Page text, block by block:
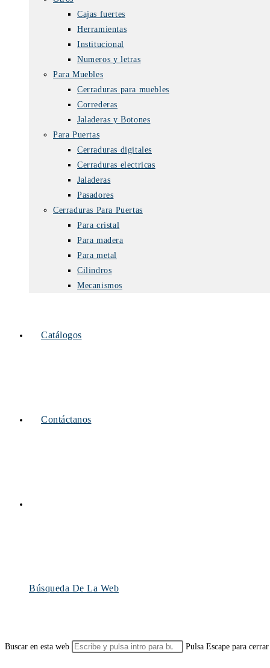
Cajas fuertes
Herramientas
Institucional
Numeros y letras
Para Muebles
Cerraduras para muebles
Correderas
Jaladeras y Botones
Para Puertas
Cerraduras digitales
Cerraduras electricas
Jaladeras
Pasadores
Cerraduras Para Puertas
Para cristal
Para madera
Para metal
Cilindros
Mecanismos
Catálogos
Contáctanos
Búsqueda De La Web
Buscar en esta web Pulsa Escape para